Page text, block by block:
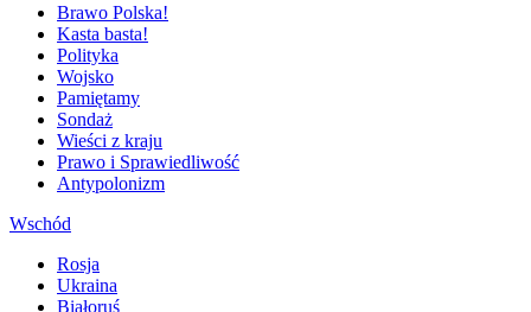
Brawo Polska!
Kasta basta!
Polityka
Wojsko
Pamiętamy
Sondaż
Wieści z kraju
Prawo i Sprawiedliwość
Antypolonizm
Wschód
Rosja
Ukraina
Białoruś